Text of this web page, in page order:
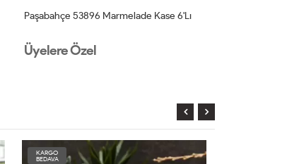
Paşabahçe 53896 Marmelade Kase 6'lı
Üyelere Özel
KARGO
BEDAVA